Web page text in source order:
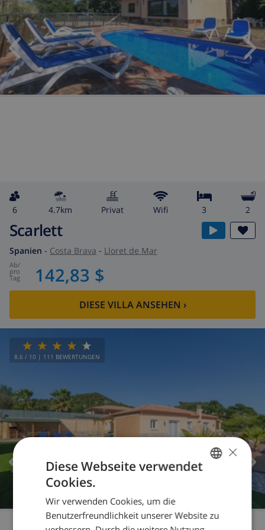
6 4.7km Privat wifi 3 2
Scarlett
Spanien - Costa Brava - Lloret de Mar
ab/
pro
Tag 142,83 $
DIESE VILLA ANSEHEN ›
8.6 / 10 | 111 BEWERTUNGEN
DUTCH
×
Diese Webseite verwendet
Cookies.
Wir verwenden Cookies, um die
Benutzerfreundlichkeit unserer Website zu